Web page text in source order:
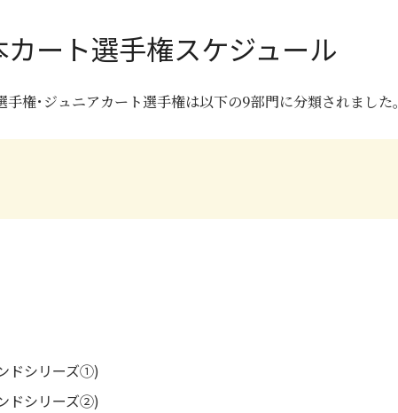
ート選手権スケジュール
権･ジュニアカート選手権は以下の9部門に分類されました。
ドシリーズ①)
ドシリーズ②)